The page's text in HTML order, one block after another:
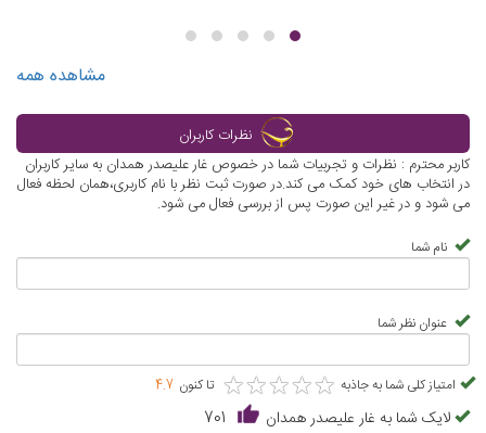
مشاهده همه
نظرات کاربران
کاربر محترم : نظرات و تجربیات شما در خصوص غار علیصدر همدان به سایر کاربران
در انتخاب های خود کمک می کند.در صورت ثبت نظر با نام کاربری،همان لحظه فعال
می شود و در غیر این صورت پس از بررسی فعال می شود.
نام شما
عنوان نظر شما
امتیاز کلی شما به جاذبه ★★★★★
★★★★★ تا کنون 4.7
لایک شما به غار علیصدر همدان 701